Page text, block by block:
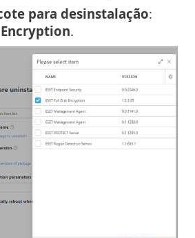
para desinstalação:
Encryption.